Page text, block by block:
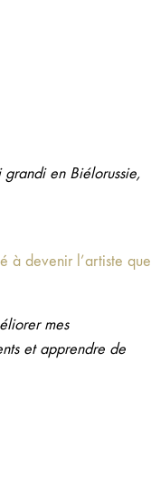
en Biélorussie,
à devenir l’artiste que
mes
et apprendre de